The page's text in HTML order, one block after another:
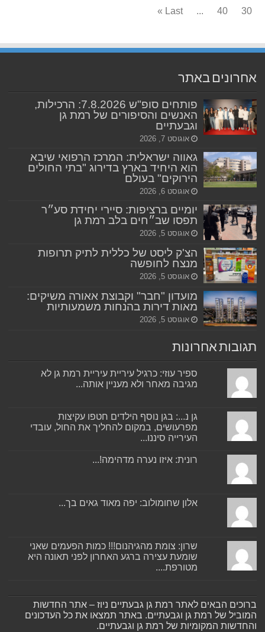
30
40
...
Last »
אחרונים באתר
פותחים סופ"ש 7.8.2026: הרכילות,
האנשים והסיפורים של רמת גן
וגבעתיים
אוגוסט 7, 2026
גאווה ישראלית: המרכז הרפואי שיבא
הוא היחיד בארץ בדירוג "בתי החולים
הירוקים" בעולם
אוגוסט 6, 2026
יומיים ברציפות: סיירי יחידת סע״ר
תפסו שב״חים בלב רמת גן
אוגוסט 5, 2026
הצ'ק ליסט של כללית לתיק תרופות
מנצח לחופשה
אוגוסט 5, 2026
מועדון "חבר" וקבוצת אאורה משיקים:
מאות דירות בהנחות משמעותיות
אוגוסט 5, 2026
תגובות אחרונות
ספיר עוזי: כרגיל עיריית עיריית רמת גן לא
מגיבה מאחר ולא מעניין אותה...
גן נ...: בגן נוסף הילדים חטפו עקיצות
מפרעושים, במקום להחליך את החול, עובדי
העירייה סיננו...
רונית: איזו נערה מדהימה!...
אלון שחומולוב: יפה מאוד גאים בך...
שרון: צומת מהגיהנום!!! כמות הפעמים שאני
שומעת עצירה ברגע האחרון לפני תאונה היא
מטורפת....
ברוכים הבאים לאתר רמת גן גבעתיים ניוז – אתר החדשות
המוביל של רמת גן וגבעתיים. באתר תמצאו את כל העדכונים
והחדשות המקומיות של רמת גן וגבעתיים.